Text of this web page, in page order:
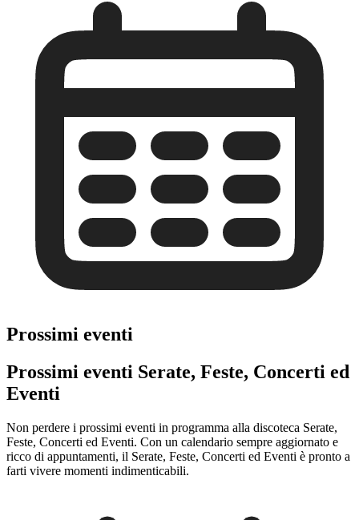
Prossimi eventi
Prossimi eventi Serate, Feste, Concerti ed
Eventi
Non perdere i prossimi eventi in programma alla discoteca Serate,
Feste, Concerti ed Eventi. Con un calendario sempre aggiornato e
ricco di appuntamenti, il Serate, Feste, Concerti ed Eventi è pronto a
farti vivere momenti indimenticabili.